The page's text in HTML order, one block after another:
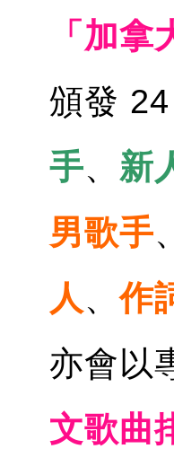
「加
頒發
手、 新
男歌手、
人 、作
亦會以
文歌曲